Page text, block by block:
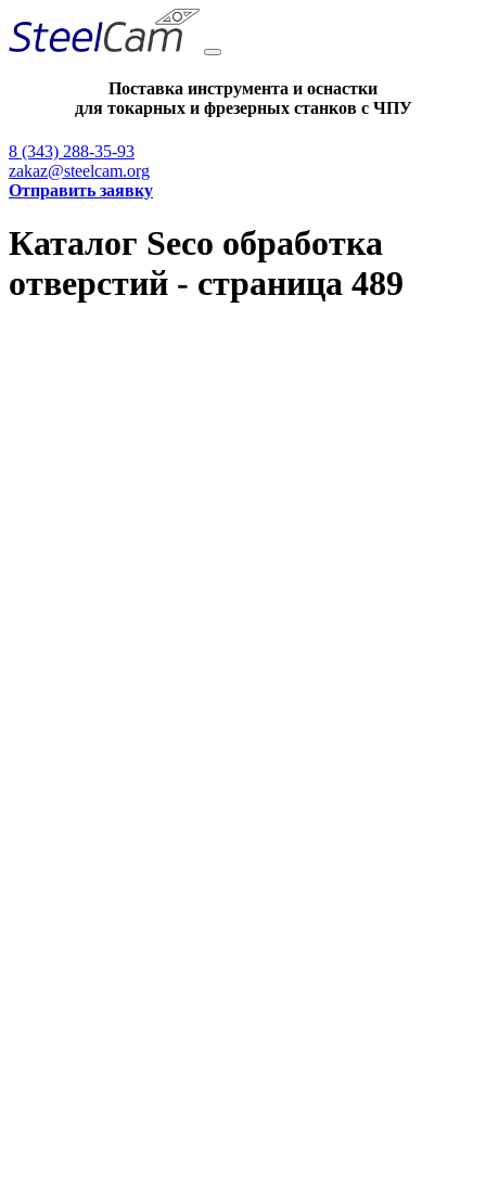
Поставка инструмента и оснастки
для токарных и фрезерных станков с ЧПУ
8 (343) 288-35-93
zakaz@steelcam.org
Отправить заявку
Каталог Seco обработка
отверстий - страница 489